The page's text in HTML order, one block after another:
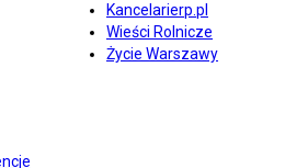
Kancelarierp.pl
Wieści Rolnicze
Życie Warszawy